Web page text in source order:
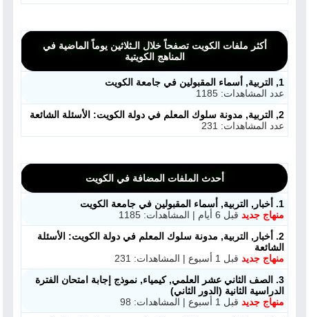
ملفات اليوم
ابحث عن مدرس
أحدث الأخبار
جميع الصفوف
منصات
مدرسو المناهج
أكثر ملفات الكويت تصفحاً خلال الـثلاثين يوماً الماضية في
المناهج الكويتية
1, التربية, أسماء المقبولين في جامعة الكويت
عدد المشاهدات: 1185
2, التربية, مدونة سلوك المعلم في دولة الكويت: الأسئلة الشائعة
عدد المشاهدات: 231
أحدث الملفات المضافة في الكويت
1. أخبار, التربية, أسماء المقبولين في جامعة الكويت
منهاج جديد قبل 6 أيام | المشاهدات: 1185
2. أخبار, التربية, مدونة سلوك المعلم في دولة الكويت: الأسئلة
الشائعة
منهاج جديد قبل 1 أسبوع | المشاهدات: 231
3. الصف الثاني عشر العلمي, كيمياء, نموذج إجابة امتحان الفترة
الدراسية الثانية (الدور الثاني)
منهاج جديد قبل 1 أسبوع | المشاهدات: 98